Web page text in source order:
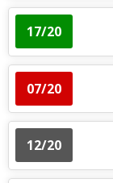
17/20
07/20
12/20